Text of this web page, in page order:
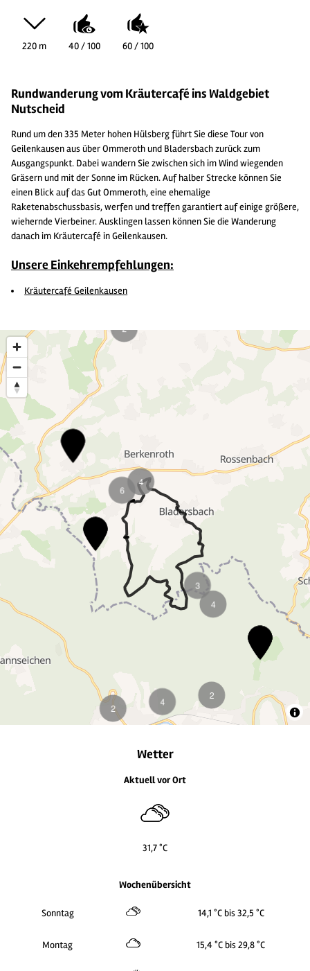
220 m 40 / 100 60 / 100
Rundwanderung vom Kräutercafé ins Waldgebiet
Nutscheid
Rund um den 335 Meter hohen Hülsberg führt Sie diese Tour von
Geilenkausen aus über Ommeroth und Bladersbach zurück zum
Ausgangspunkt. Dabei wandern Sie zwischen sich im Wind wiegenden
Gräsern und mit der Sonne im Rücken. Auf halber Strecke können Sie
einen Blick auf das Gut Ommeroth, eine ehemalige
Raketenabschussbasis, werfen und treffen garantiert auf einige größere,
wiehernde Vierbeiner. Ausklingen lassen können Sie die Wanderung
danach im Kräutercafé in Geilenkausen.
Unsere Einkehrempfehlungen:
Kräutercafé Geilenkausen
4
Wetter
Aktuell vor Ort
31,7 °C
Wochenübersicht
Sonntag 14,1 °C bis 32,5 °C
Montag 15,4 °C bis 29,8 °C